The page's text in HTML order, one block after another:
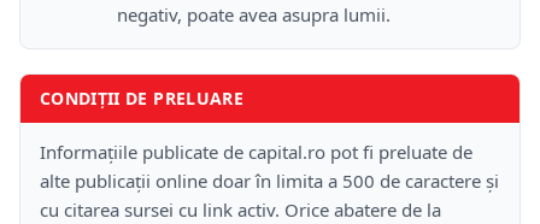
negativ, poate avea asupra lumii.
CONDIȚII DE PRELUARE
Informațiile publicate de capital.ro pot fi preluate de
alte publicații online doar în limita a 500 de caractere și
cu citarea sursei cu link activ. Orice abatere de la